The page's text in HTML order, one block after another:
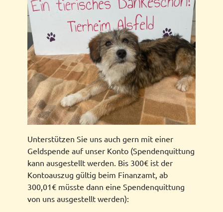
Unterstützen Sie uns auch gern mit einer
Geldspende auf unser Konto (Spendenquittung
kann ausgestellt werden. Bis 300€ ist der
Kontoauszug gültig beim Finanzamt, ab
300,01€ müsste dann eine Spendenquittung
von uns ausgestellt werden):